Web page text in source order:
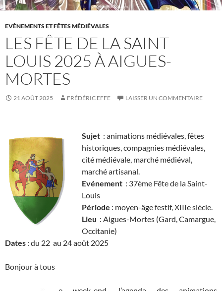
EVÈNEMENTS ET FÊTES MÉDIÉVALES
LES FÊTE DE LA SAINT
LOUIS 2025 À AIGUES-
MORTES
21 AOÛT 2025 FRÉDÉRIC EFFE LAISSER UN COMMENTAIRE
Sujet : animations médiévales, fêtes
historiques, compagnies médiévales,
cité médiévale, marché médiéval,
marché artisanal.
Evénement : 37ème Fête de la Saint-
Louis
Période : moyen-âge festif, XIIIe siècle.
Lieu : Aigues-Mortes (Gard, Camargue,
Occitanie)
Dates : du 22 au 24 août 2025
Bonjour à tous